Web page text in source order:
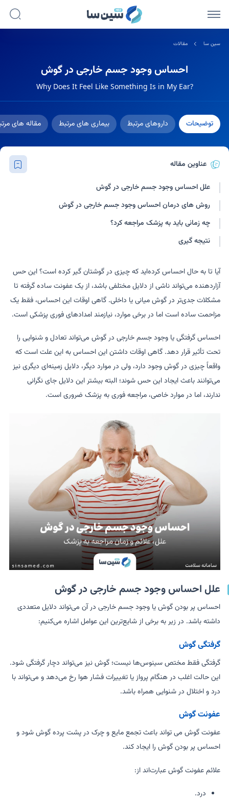
سین سا مقالات
احساس وجود جسم خارجی در گوش
Why Does It Feel Like Something Is in My Ear?
توضیحات داروهای مرتبط بیماری های مرتبط مقاله های
عناوین مقاله
علل احساس وجود جسم خارجی در گوش
روش های درمان احساس وجود جسم خارجی در گوش
چه زمانی باید به پزشک مراجعه کرد؟
نتیجه گیری
آیا تا به حال احساس کرده‌اید که چیزی در گوشتان گیر کرده است؟ این حس
آزاردهنده می‌تواند ناشی از دلایل مختلفی باشد، از یک عفونت ساده گرفته تا
مشکلات جدی‌تر در گوش میانی یا داخلی. گاهی اوقات این احساس، فقط یک
مزاحمت ساده است اما در برخی موارد، نیازمند امدادهای فوری پزشکی است.
احساس گرفتگی یا وجود جسم خارجی در گوش می‌تواند تعادل و شنوایی را
تحت تأثیر قرار دهد. گاهی اوقات داشتن این احساس به این علت است که
واقعاً چیزی در گوش وجود دارد، ولی در موارد دیگر، دلایل زمینه‌ای دیگری نیز
می‌توانند باعث ایجاد این حس شوند؛ البته بیشتر این دلایل جای نگرانی
ندارند، اما در موارد خاصی، مراجعه فوری به پزشک ضروری است.
علل احساس وجود جسم خارجی در گوش
احساس پر بودن گوش یا وجود جسم خارجی در آن می‌تواند دلایل متعددی
داشته باشد. در زیر به برخی از شایع‌ترین این عوامل اشاره می‌کنیم:
گرفتگی گوش
گرفتگی فقط مختص سینوس‌ها نیست؛ گوش نیز می‌تواند دچار گرفتگی شود.
این حالت اغلب در هنگام پرواز یا تغییرات فشار هوا رخ می‌دهد و می‌تواند با
درد و اختلال در شنوایی همراه باشد.
عفونت گوش
عفونت گوش می تواند باعث تجمع مایع و چرک در پشت پرده گوش شود و
احساس پر بودن گوش را ایجاد کند.
علائم عفونت گوش عبارت‌اند از:
درد.